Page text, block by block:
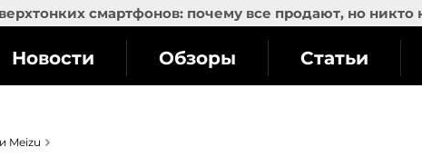
смартфонов: почему все продают, но никто
Новости Обзоры Статьи
Meizu